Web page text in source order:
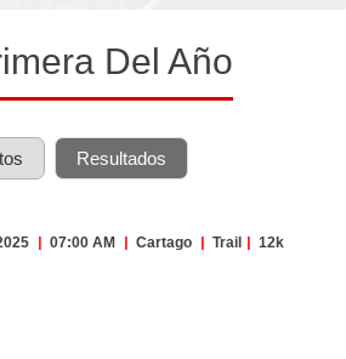
Del Año
Resultados
| 07:00 AM | Cartago | Trail | 12k